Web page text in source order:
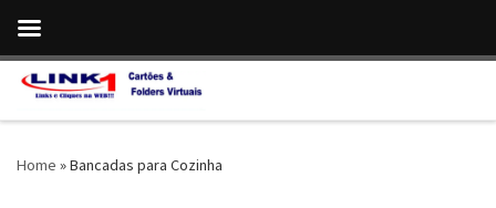
Skip to content
Home »Bancadas para Cozinha